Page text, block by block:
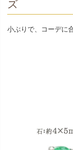
ズ
小ぶりで、コーデに